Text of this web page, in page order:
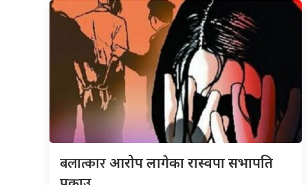
बलात्कारआरोप लागेका रास्वपा सभापति